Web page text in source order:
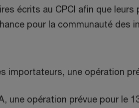
écrits au CPCI afin que
pour la communauté des
une opération
une opération prévue pour le